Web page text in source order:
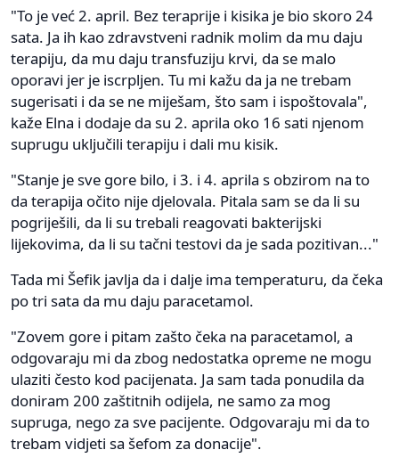
"To je već 2. april. Bez teraprije i kisika je bio skoro 24
sata. Ja ih kao zdravstveni radnik molim da mu daju
terapiju, da mu daju transfuziju krvi, da se malo
oporavi jer je iscrpljen. Tu mi kažu da ja ne trebam
sugerisati i da se ne miješam, što sam i ispoštovala",
kaže Elna i dodaje da su 2. aprila oko 16 sati njenom
suprugu uključili terapiju i dali mu kisik.
"Stanje je sve gore bilo, i 3. i 4. aprila s obzirom na to
da terapija očito nije djelovala. Pitala sam se da li su
pogriješili, da li su trebali reagovati bakterijski
lijekovima, da li su tačni testovi da je sada pozitivan..."
Tada mi Šefik javlja da i dalje ima temperaturu, da čeka
po tri sata da mu daju paracetamol.
"Zovem gore i pitam zašto čeka na paracetamol, a
odgovaraju mi da zbog nedostatka opreme ne mogu
ulaziti često kod pacijenata. Ja sam tada ponudila da
doniram 200 zaštitnih odijela, ne samo za mog
supruga, nego za sve pacijente. Odgovaraju mi da to
trebam vidjeti sa šefom za donacije".